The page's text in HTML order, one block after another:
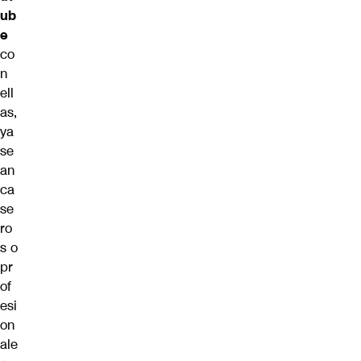
ub
e
co
n
ell
as,
ya
se
an
ca
se
ro
s o
pr
of
esi
on
ale